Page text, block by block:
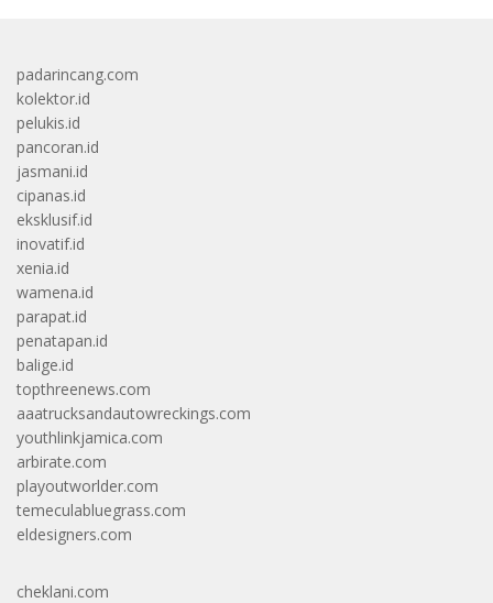
padarincang.com
kolektor.id
pelukis.id
pancoran.id
jasmani.id
cipanas.id
eksklusif.id
inovatif.id
xenia.id
wamena.id
parapat.id
penatapan.id
balige.id
topthreenews.com
aaatrucksandautowreckings.com
youthlinkjamica.com
arbirate.com
playoutworlder.com
temeculabluegrass.com
eldesigners.com
cheklani.com